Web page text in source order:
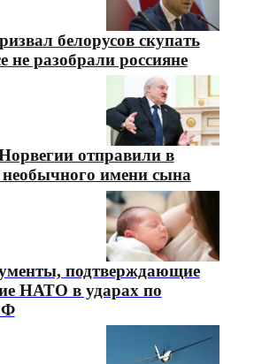
белорусов скупать
не разобрали россияне
отправили в
имени сына
подтверждающие
НАТО в ударах по